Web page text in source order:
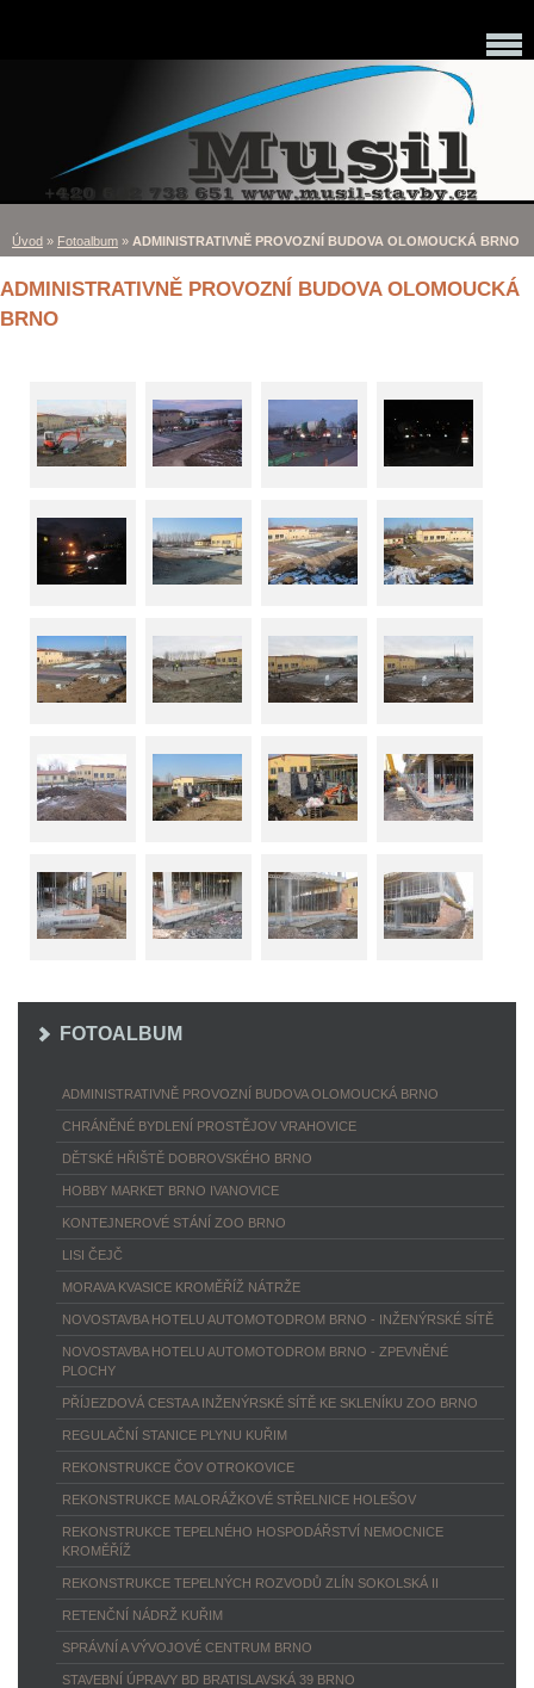
Úvod » Fotoalbum » ADMINISTRATIVNĚ PROVOZNÍ BUDOVA OLOMOUCKÁ BRNO
ADMINISTRATIVNĚ PROVOZNÍ BUDOVA OLOMOUCKÁ
BRNO
FOTOALBUM
ADMINISTRATIVNĚ PROVOZNÍ BUDOVA OLOMOUCKÁ BRNO
CHRÁNĚNÉ BYDLENÍ PROSTĚJOV VRAHOVICE
DĚTSKÉ HŘIŠTĚ DOBROVSKÉHO BRNO
HOBBY MARKET BRNO IVANOVICE
KONTEJNEROVÉ STÁNÍ ZOO BRNO
LISI ČEJČ
MORAVA KVASICE KROMĚŘÍŽ NÁTRŽE
NOVOSTAVBA HOTELU AUTOMOTODROM BRNO - INŽENÝRSKÉ SÍTĚ
NOVOSTAVBA HOTELU AUTOMOTODROM BRNO - ZPEVNĚNÉ
PLOCHY
PŘÍJEZDOVÁ CESTA A INŽENÝRSKÉ SÍTĚ KE SKLENÍKU ZOO BRNO
REGULAČNÍ STANICE PLYNU KUŘIM
REKONSTRUKCE ČOV OTROKOVICE
REKONSTRUKCE MALORÁŽKOVÉ STŘELNICE HOLEŠOV
REKONSTRUKCE TEPELNÉHO HOSPODÁŘSTVÍ NEMOCNICE
KROMĚŘÍŽ
REKONSTRUKCE TEPELNÝCH ROZVODŮ ZLÍN SOKOLSKÁ II
RETENČNÍ NÁDRŽ KUŘIM
SPRÁVNÍ A VÝVOJOVÉ CENTRUM BRNO
STAVEBNÍ ÚPRAVY BD BRATISLAVSKÁ 39 BRNO